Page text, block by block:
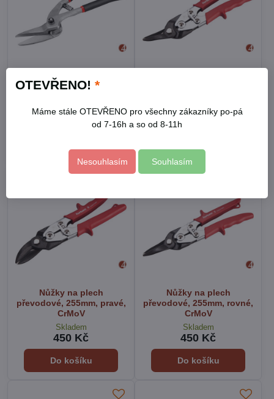
Nůžky na plech, 300mm
Skladem Skladem
450 Kč
Nůžky na plech
převodové, 255mm, pravé,
CrMoV
Skladem
450 Kč
Do košíku
Nůžky na plech
převodové, 255mm, rovné,
CrMoV
Skladem
450 Kč
Do košíku
OTEVŘENO! *
Máme stále OTEVŘENO pro všechny zákazníky po-pá
od 7-16h a so od 8-11h
Nesouhlasím Souhlasím